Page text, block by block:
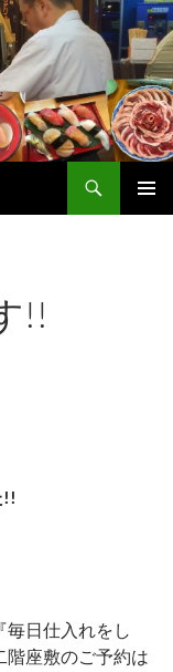
!!
!!
毎日仕入れをし
階座敷のご予約は